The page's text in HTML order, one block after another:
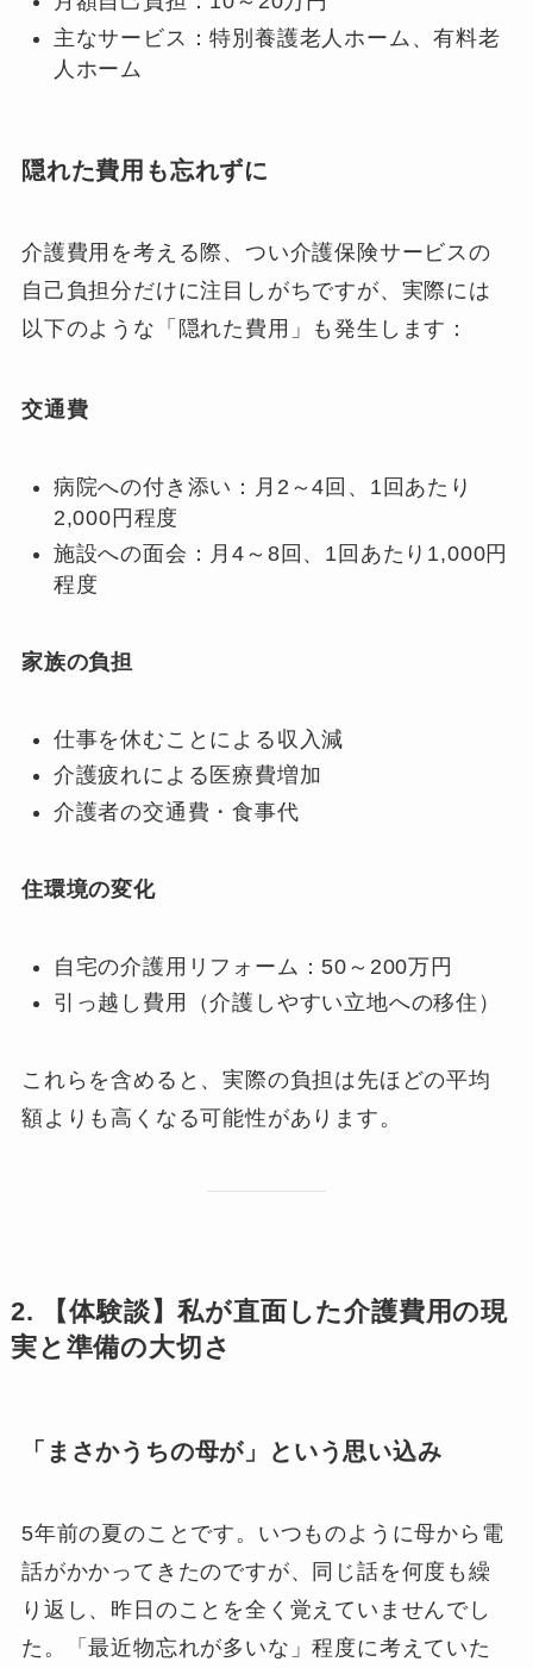
主なサービス：特別養護老人ホーム、有料老
人ホーム
隠れた費用も忘れずに
介護費用を考える際、つい介護保険サービスの
自己負担分だけに注目しがちですが、実際には
以下のような「隠れた費用」も発生します：
交通費
病院への付き添い：月2～4回、1回あたり
2,000円程度
施設への面会：月4～8回、1回あたり1,000円
程度
家族の負担
仕事を休むことによる収入減
介護疲れによる医療費増加
介護者の交通費・食事代
住環境の変化
自宅の介護用リフォーム：50～200万円
引っ越し費用（介護しやすい立地への移住）
これらを含めると、実際の負担は先ほどの平均
額よりも高くなる可能性があります。
2. 【体験談】私が直面した介護費用の現
実と準備の大切さ
「まさかうちの母が」という思い込み
5年前の夏のことです。いつものように母から電
話がかかってきたのですが、同じ話を何度も繰
り返し、昨日のことを全く覚えていませんでし
た。「最近物忘れが多いな」程度に考えていた